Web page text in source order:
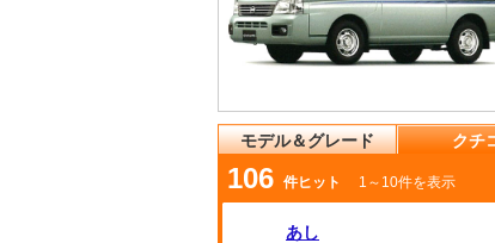
モデル＆グレード クチ
106 件ヒット 1～10件を表示
あし